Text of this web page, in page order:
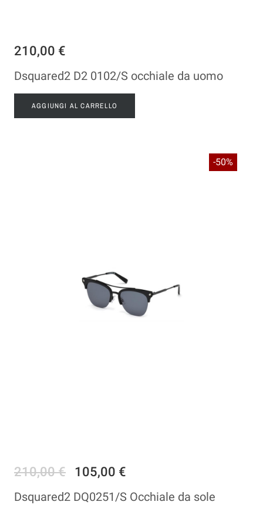
210,00 €
Dsquared2 D2 0102/S occhiale da uomo
AGGIUNGI AL CARRELLO
-50%
210,00 € 105,00 €
Dsquared2 DQ0251/S Occhiale da sole